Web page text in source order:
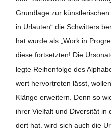
-
S
C
H
Grund­lage zur
in Urlau­ten“ die Schwit­ters
hat wurde als „Work in
diese fort­setz­ten! Die
legte Rei­hen­folge des
wert her­vor­tre­ten lässt,
Klänge erwei­tern. Denn so
ihrer Viel­falt und Diver­si­tät
dert hat, wird sich auch die